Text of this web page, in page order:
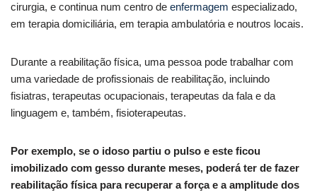
cirurgia, e continua num centro de enfermagem especializado,
em terapia domiciliária, em terapia ambulatória e noutros locais.
Durante a reabilitação física, uma pessoa pode trabalhar com
uma variedade de profissionais de reabilitação, incluindo
fisiatras, terapeutas ocupacionais, terapeutas da fala e da
linguagem e, também, fisioterapeutas.
Por exemplo, se o idoso partiu o pulso e este ficou
imobilizado com gesso durante meses, poderá ter de fazer
reabilitação física para recuperar a força e a amplitude dos